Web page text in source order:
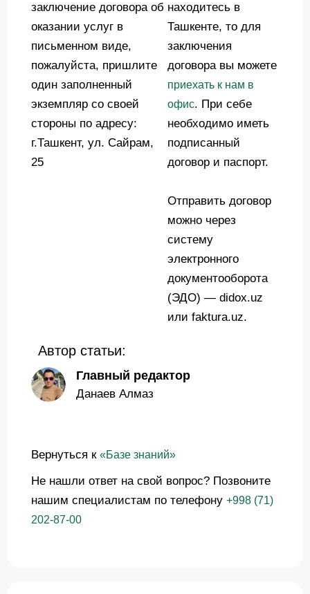
заключение договора об
оказании услуг в
письменном виде,
пожалуйста, пришлите
один заполненный
экземпляр со своей
стороны по адресу:
г.Ташкент, ул. Сайрам,
25
находитесь в
Ташкенте, то для
заключения
договора вы можете
приехать к нам в
офис. При себе
необходимо иметь
подписанный
договор и паспорт.
Отправить договор
можно через
систему
электронного
документооборота
(ЭДО) — didox.uz
или faktura.uz.
Автор статьи:
Главный редактор
Данаев Алмаз
Вернуться к «Базе знаний»
Не нашли ответ на свой вопрос? Позвоните
нашим специалистам по телефону +998 (71)
202-87-00